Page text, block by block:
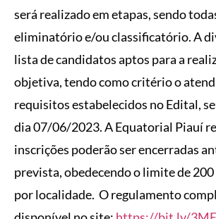
será realizado em etapas, sendo
eliminatório e/ou classificatório. A
lista de candidatos aptos para a
objetiva, tendo como critério o
requisitos estabelecidos no Edital,
dia 07/06/2023. A Equatorial Piauí
inscrições poderão ser encerradas
prevista, obedecendo o limite de
por localidade. O regulamento